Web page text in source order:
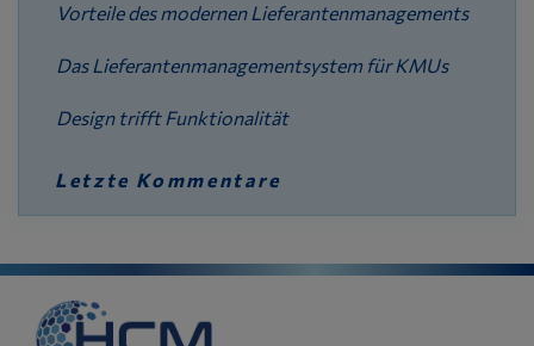
Vorteile des modernen Lieferantenmanagements
Das Lieferantenmanagementsystem für KMUs
Design trifft Funktionalität
Letzte Kommentare